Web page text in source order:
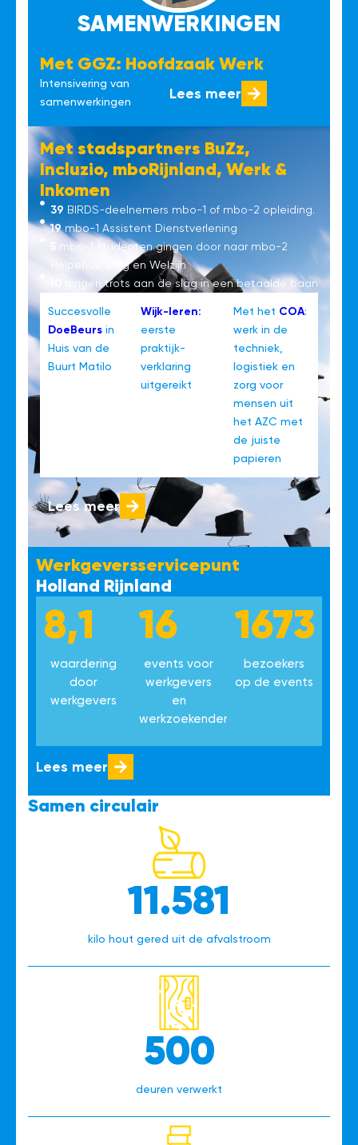
SAMENWERKINGEN
Met GGZ: Hoofdzaak Werk
Intensivering van
samenwerkingen
Lees meer
Met stadspartners BuZz,
Incluzio, mboRijnland, Werk &
Inkomen
39 BIRDS-deelnemers mbo-1 of mbo-2 opleiding.
19mbo-1 Assistent Dienstverlening
mbo-1 studenten gingen door naar mbo-2
Helpende Zorg en Welzijn
gingen trots aan de slag in een betaalde baan
Succesvolle
DoeBeurs in
Huis van de
Buurt Matilo
Wijk-leren:
eerste
praktijk-
verklaring
uitgereikt
Met het COA:
werk in de
techniek,
logistiek en
zorg voor
mensen uit
het AZC met
de juiste
papieren
Lees meer
Werkgeversservicepunt
Holland Rijnland
8,1
waardering
door
werkgevers
16
events voor
werkgevers
en
werkzoekenden
1673
bezoekers
op de events
Lees meer
Samen circulair
11.581
kilo hout gered uit de afvalstroom
500
deuren verwerkt